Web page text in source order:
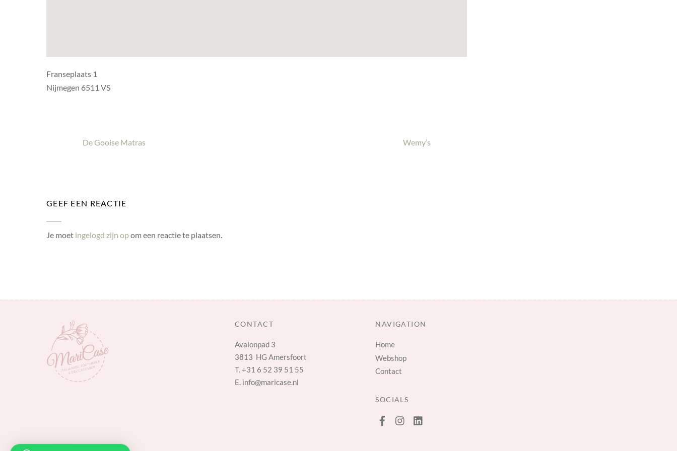
Franseplaats 1
Nijmegen 6511 VS
De Gooise Matras Wemy’s
GEEF EEN REACTIE
Je moet ingelogd zijn opom een reactie te plaatsen.
CONTACT
Avalonpad 3
3813 HG Amersfoort
T.+31 6 52 39 51 55
E. info@maricase.nl
NAVIGATION
Home
Webshop
Contact
SOCIALS